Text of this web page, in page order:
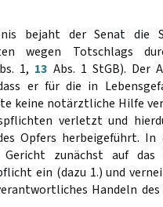
bejaht der Senat die
wegen Totschlags
1, 13 Abs. 1 StGB). Der
er für die in
keine notärztliche Hilfe
verletzt und
Opfers herbeigeführt. In
zunächst auf das
ein (dazu 1.) und
Handeln